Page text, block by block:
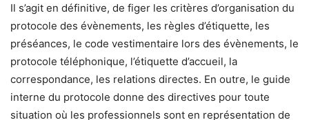
Il s’agit en définitive, de figer les critères d’organisation du
protocole des évènements, les règles d’étiquette, les
préséances, le code vestimentaire lors des évènements, le
protocole téléphonique, l’étiquette d’accueil, la
correspondance, les relations directes. En outre, le guide
interne du protocole donne des directives pour toute
situation où les professionnels sont en représentation de